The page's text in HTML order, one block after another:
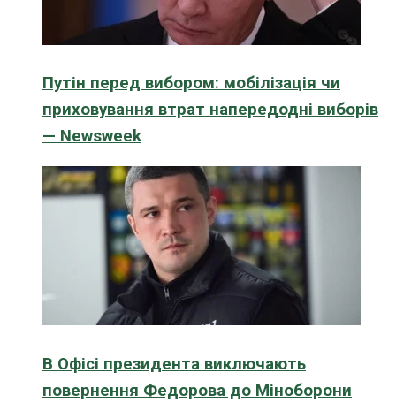
Путін перед вибором: мобілізація чи
приховування втрат напередодні виборів
— Newsweek
В Офісі президента виключають
повернення Федорова до Міноборони